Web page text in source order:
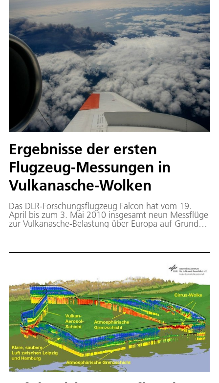
Ergebnisse der ersten
Flugzeug-Messungen in
Vulkanasche-Wolken
Das DLR-Forschungsflugzeug Falcon hat vom 19.
April bis zum 3. Mai 2010 insgesamt neun Messflüge
zur Vulkanasche-Belastung über Europa auf Grund
Maßnahmen für die bessere Organisation des
Zukunft wird es Grenzwerte für die sichere Luftfahrt
geben. Die Vorhersagen müssen dann nicht nur die
Anwesenheit einer Aschewolke vorhersagen, sondern
auch die Masse-Konzentration, was, wie auch
Modellierer in anderen Instituten betonen, viel
schwieriger ist. Die Notwendigkeit für den Betrieb
eines Notfall-Flugzeuges, nicht nur für Vulkanasche,
sondern auch für andere Gefahren, ist klar belegt.
Damit kann, wie der Fall zeigt, Milliardenschäden von
der europäischen Volkswirtschaft abgewendet
werden.